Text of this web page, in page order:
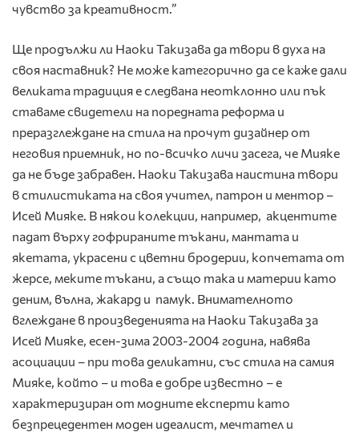
чувство за креативност.”
Ще продължи ли Наоки Такизава да твори в духа на
своя наставник? Не може категорично да се каже дали
великата традиция е следвана неотклонно или пък
ставаме свидетели на поредната реформа и
преразглеждане на стила на прочут дизайнер от
неговия приемник, но по-всичко личи засега, че Мияке
да не бъде забравен. Наоки Такизава наистина твори
в стилистиката на своя учител, патрон и ментор –
Исей Мияке. В някои колекции, например, акцентите
падат върху гофрираните тъкани, мантата и
якетата, украсени с цветни бродерии, копчетата от
жерсе, меките тъкани, а също така и материи като
деним, вълна, жакард и памук. Внимателното
вглеждане в произведенията на Наоки Такизава за
Исей Мияке, есен-зима 2003-2004 година, навява
асоциации – при това деликатни, със стила на самия
Мияке, който – и това е добре известно – е
характеризиран от модните експерти като
безпрецедентен моден идеалист, мечтател и